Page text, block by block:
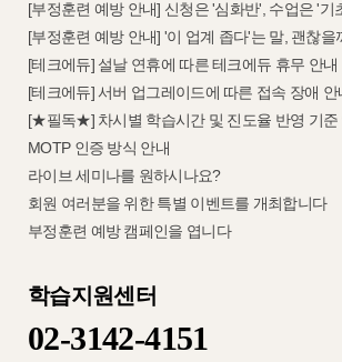
[부정훈련 예방 안내] 신청은 '심화반', 수업은 '기
[부정훈련 예방 안내] '이 업계 좁다'는 말, 괜찮을
[테크에듀] 설날 연휴에 따른 테크에듀 휴무 안내
[테크에듀] 서버 업그레이드에 따른 접속 장애 안
[★필독★] 차시별 학습시간 및 진도율 반영 기준
MOTP 인증 방식 안내
라이브 세미나를 원하시나요?
회원 여러분을 위한 특별 이벤트를 개최합니다
부정훈련 예방 캠페인을 엽니다
학습지원센터
02-3142-4151